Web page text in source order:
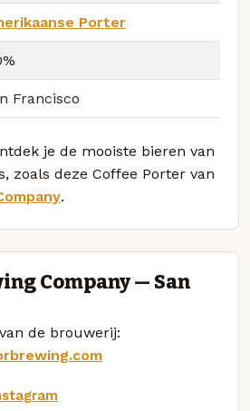
Porter
Francisco
je de mooiste bieren van
zoals deze Coffee Porter van
.
Company — San
de brouwerij: